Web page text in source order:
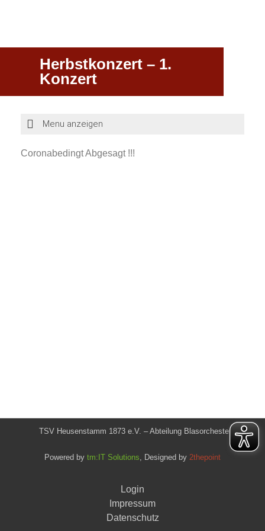
Herbstkonzert – 1.
Konzert
Coronabedingt Abgesagt !!!
TSV Heusenstamm 1873 e.V. – Abteilung Blasorchester
Powered by tm:IT Solutions, Designed by 2thepoint
Login
Impressum
Datenschutz